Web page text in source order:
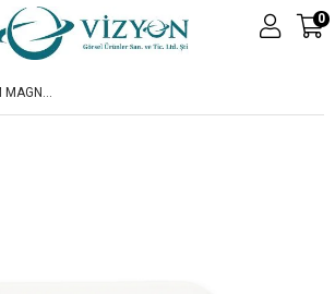
0
KAREM MAGNET ŞIŞE AÇACAĞI - 250 ADET